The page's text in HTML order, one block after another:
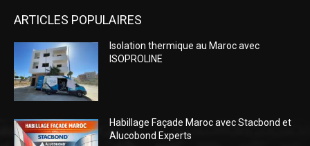
ARTICLES POPULAIRES
Isolation thermique au Maroc avec
ISOPROLINE
Habillage Façade Maroc avec Stacbond et
Alucobond Experts